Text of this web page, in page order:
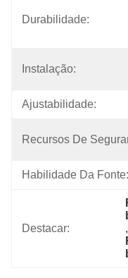
Durabilidade:
Instalação:
Ajustabilidade:
Recursos De
Habilidade Da Fonte:
Destacar:
,